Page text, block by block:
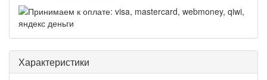
Характеристики